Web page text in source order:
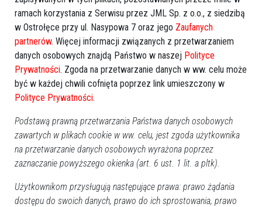
ramach korzystania z Serwisu przez JML Sp. z o.o., z siedzibą
w Ostrołęce przy ul. Nasypowa 7 oraz jego Zaufanych
partnerów. Więcej informacji związanych z przetwarzaniem
danych osobowych znajdą Państwo w naszej Polityce
Prywatności. Zgoda na przetwarzanie danych w ww. celu może
być w każdej chwili cofnięta poprzez link umieszczony w
Polityce Prywatności.
Podstawą prawną przetwarzania Państwa danych osobowych
zawartych w plikach cookie w ww. celu, jest zgoda użytkownika
na przetwarzanie danych osobowych wyrażona poprzez
zaznaczanie powyższego okienka (art. 6 ust. 1 lit. a pltk).
Użytkownikom przysługują następujące prawa: prawo żądania
dostępu do swoich danych, prawo do ich sprostowania, prawo